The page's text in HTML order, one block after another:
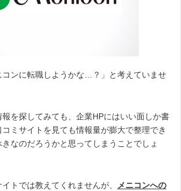
コンに転職しようかな…？」と考えていませ
を探してみても、企業HPにはいい面しか書
ミサイトを見ても情報量が膨大で整理でき
なのだろうかと思ってしまうことでしょ
トでは教えてくれませんが、 メニコンへの